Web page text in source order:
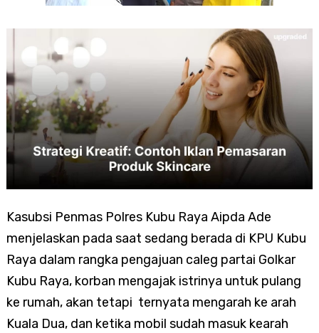
Kasubsi Penmas Polres Kubu Raya Aipda Ade
menjelaskan pada saat sedang berada di KPU Kubu
Raya dalam rangka pengajuan caleg partai Golkar
Kubu Raya, korban mengajak istrinya untuk pulang
ke rumah, akan tetapi ternyata mengarah ke arah
Kuala Dua, dan ketika mobil sudah masuk kearah